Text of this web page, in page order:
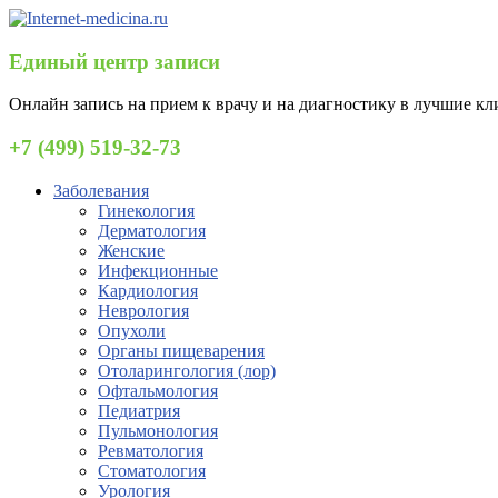
Единый центр записи
Онлайн запись на прием к врачу и на диагностику в лучшие
+7 (499) 519-32-73
Заболевания
Гинекология
Дерматология
Женские
Инфекционные
Кардиология
Неврология
Опухоли
Органы пищеварения
Отоларингология (лор)
Офтальмология
Педиатрия
Пульмонология
Ревматология
Стоматология
Урология